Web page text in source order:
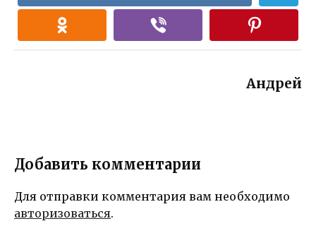
Андрей
Добавить комментарии
Для отправки комментария вам необходимо
авторизоваться.